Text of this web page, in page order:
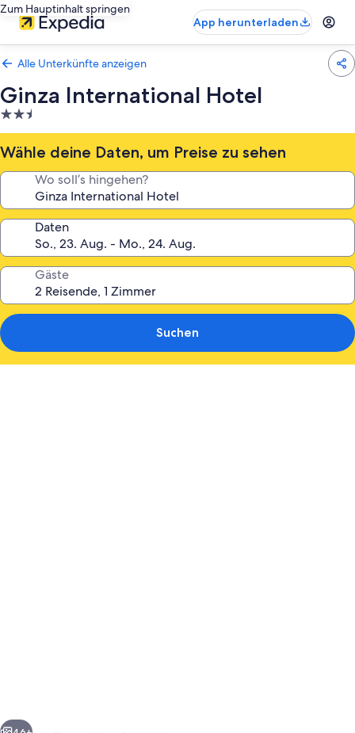
Zum Hauptinhalt springen
App herunterladen
Alle Unterkünfte anzeigen
Ginza International Hotel
2.5-
Sterne-
Unterkunft
Wähle deine Daten, um Preise zu sehen
Wo soll’s hingehen?
Daten
Gäste
Suchen
Weiter